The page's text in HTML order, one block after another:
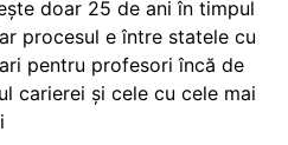
doar 25 de ani în timpul
procesul e între statele cu
pentru profesori încă de
carierei și cele cu cele mai